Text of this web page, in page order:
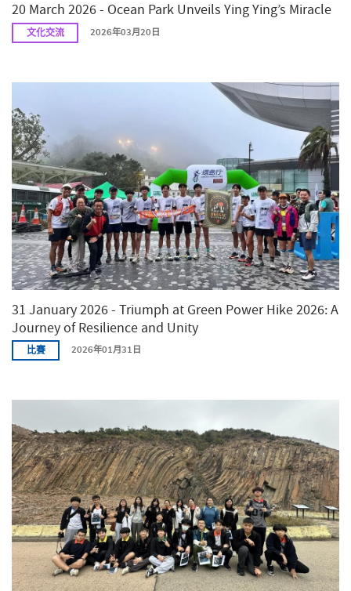
20 March 2026 - Ocean Park Unveils Ying Ying’s Miracle
文化交流 2026年03月20日
31 January 2026 - Triumph at Green Power Hike 2026: A
Journey of Resilience and Unity
比賽 2026年01月31日